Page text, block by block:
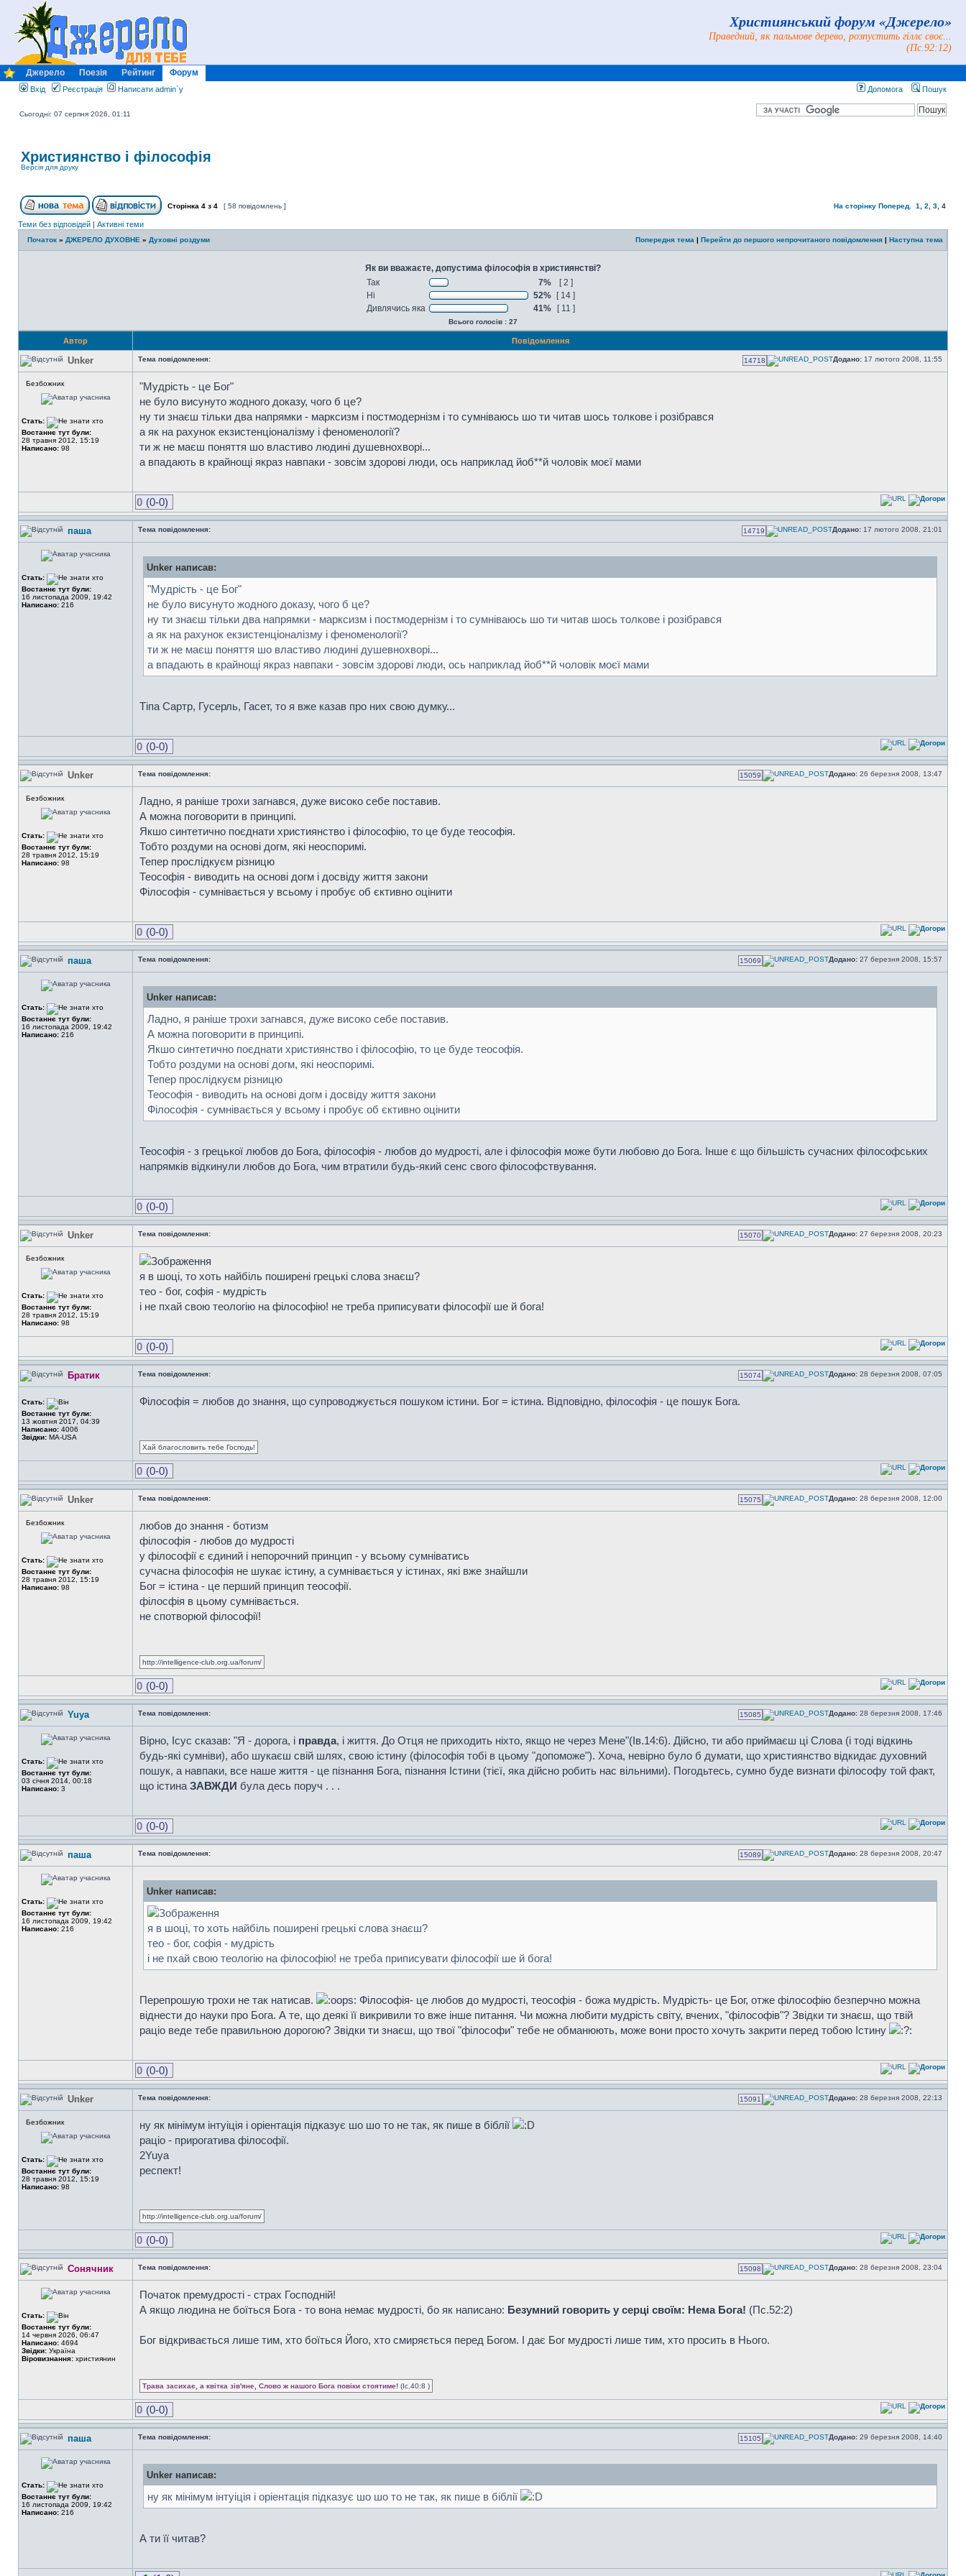
Християнський форум «Джерело»
Праведний, як пальмове дерево, розпустить гіллє своє...
(Пс.92:12)
Джерело Поезія Рейтинг Форум
Вхід Реєстрація Написати admin`у Допомога Пошук
Сьогодні: 07 серпня 2026, 01:11
Християнство і філософія
Версія для друку
Сторінка 4 з 4 [ 58 повідомлень ] На сторінку Поперед. 1 2 3 4
Теми без відповідей | Активні теми
Початок » ДЖЕРЕЛО ДУХОВНЕ » Духовні роздуми Попередня тема | Перейти до першого непрочитаного повідомлення | Наступна тема
Як ви вважаєте, допустима філософія в християнстві?
Так
7%
[ 2 ]
Ні
52%
[ 14 ]
Дивлячись яка
41% [ 11 ]
Всього голосів : 27
Автор Повідомлення
Unker Тема повідомлення: 14718 Додано: 17 лютого 2008, 11:55
Безбожник
Стать:
Востаннє тут були:
28 травня 2012, 15:19
Написано: 98
"Мудрість - це Бог"
не було висунуто жодного доказу, чого б це?
ну ти знаєш тільки два напрямки - марксизм і постмодернізм і то сумніваюсь шо ти читав шось толкове і розібрався
а як на рахунок екзистенціоналізму і феноменології?
ти ж не маєш поняття шо властиво людині душевнохворі...
а впадають в крайнощі якраз навпаки - зовсім здорові люди, ось наприклад йоб**й чоловік моєї мами
0 (0-0)
паша Тема повідомлення: 14719 Додано: 17 лютого 2008, 21:01
Стать:
Востаннє тут були:
16 листопада 2009, 19:42
Написано: 216
Unker написав:
"Мудрість - це Бог"
не було висунуто жодного доказу, чого б це?
ну ти знаєш тільки два напрямки - марксизм і постмодернізм і то сумніваюсь шо ти читав шось толкове і розібрався
а як на рахунок екзистенціоналізму і феноменології?
ти ж не маєш поняття шо властиво людині душевнохворі...
а впадають в крайнощі якраз навпаки - зовсім здорові люди, ось наприклад йоб**й чоловік моєї мами
Тіпа Сартр, Гусерль, Гасет, то я вже казав про них свою думку...
0 (0-0)
Unker Тема повідомлення: 15059 Додано: 26 березня 2008, 13:47
Безбожник
Стать:
Востаннє тут були:
28 травня 2012, 15:19
Написано: 98
Ладно, я раніше трохи загнався, дуже високо себе поставив.
А можна поговорити в принципі.
Якшо синтетично поєднати християнство і філософію, то це буде теософія.
Тобто роздуми на основі догм, які неоспоримі.
Тепер прослідкуєм різницю
Теософія - виводить на основі догм і досвіду життя закони
Філософія - сумнівається у всьому і пробує об єктивно оцінити
0 (0-0)
паша Тема повідомлення: 15069 Додано: 27 березня 2008, 15:57
Стать:
Востаннє тут були:
16 листопада 2009, 19:42
Написано: 216
Unker написав:
Ладно, я раніше трохи загнався, дуже високо себе поставив.
А можна поговорити в принципі.
Якшо синтетично поєднати християнство і філософію, то це буде теософія.
Тобто роздуми на основі догм, які неоспоримі.
Тепер прослідкуєм різницю
Теософія - виводить на основі догм і досвіду життя закони
Філософія - сумнівається у всьому і пробує об єктивно оцінити
Теософія - з грецької любов до Бога, філософія - любов до мудрості, але і філософія може бути любовю до Бога. Інше є що більшість сучасних філософських
напрямків відкинули любов до Бога, чим втратили будь-який сенс свого філософствування.
0 (0-0)
Unker Тема повідомлення: 15070 Додано: 27 березня 2008, 20:23
Безбожник
Стать:
Востаннє тут були:
28 травня 2012, 15:19
Написано: 98
я в шоці, то хоть найбіль поширені грецькі слова знаєш?
тео - бог, софія - мудрість
і не пхай свою теологію на філософію! не треба приписувати філософії ше й бога!
0 (0-0)
Братик Тема повідомлення: 15074 Додано: 28 березня 2008, 07:05
Стать:
Востаннє тут були:
13 жовтня 2017, 04:39
Написано: 4006
Звідки: MA-USA
Філософія = любов до знання, що супроводжується пошуком істини. Бог = істина. Відповідно, філософія - це пошук Бога.
Хай благословить тебе Господь!
0 (0-0)
Unker Тема повідомлення: 15075 Додано: 28 березня 2008, 12:00
Безбожник
Стать:
Востаннє тут були:
28 травня 2012, 15:19
Написано: 98
любов до знання - ботизм
філософія - любов до мудрості
у філософії є єдиний і непорочний принцип - у всьому сумніватись
сучасна філософія не шукає істину, а сумнівається у істинах, які вже знайшли
Бог = істина - це перший принцип теософії.
філосфія в цьому сумнівається.
не спотворюй філософії!
http://intelligence-club.org.ua/forum/
0 (0-0)
Yuya Тема повідомлення: 15085 Додано: 28 березня 2008, 17:46
Стать:
Востаннє тут були:
03 січня 2014, 00:18
Написано: 3
Вірно, Ісус сказав: "Я - дорога, і правда, і життя. До Отця не приходить ніхто, якщо не через Мене"(Ів.14:6). Дійсно, ти або приймаєш ці Слова (і тоді відкинь
будь-які сумніви), або шукаєш свій шлях, свою істину (філософія тобі в цьому "допоможе"). Хоча, невірно було б думати, що християнство відкидає духовний
пошук, а навпаки, все наше життя - це пізнання Бога, пізнання Істини (тієї, яка дійсно робить нас вільними). Погодьтесь, сумно буде визнати філософу той факт,
що істина ЗАВЖДИ була десь поруч . . .
0 (0-0)
паша Тема повідомлення: 15089 Додано: 28 березня 2008, 20:47
Стать:
Востаннє тут були:
16 листопада 2009, 19:42
Написано: 216
Unker написав:
я в шоці, то хоть найбіль поширені грецькі слова знаєш?
тео - бог, софія - мудрість
і не пхай свою теологію на філософію! не треба приписувати філософії ше й бога!
Перепрошую трохи не так натисав.
Філософія- це любов до мудрості, теософія - божа мудрість. Мудрість- це Бог, отже філософію безперчно можна
віднести до науки про Бога. А те, що деякі її викривили то вже інше питання. Чи можна любити мудрість світу, вчених, "філософів"? Звідки ти знаєш, що твій
раціо веде тебе правильною дорогою? Звідки ти знаєш, що твої "філософи" тебе не обманюють, може вони просто хочуть закрити перед тобою Істину
0 (0-0)
Unker Тема повідомлення: 15091 Додано: 28 березня 2008, 22:13
Безбожник
Стать:
Востаннє тут були:
28 травня 2012, 15:19
Написано: 98
ну як мінімум інтуіція і оріентація підказує шо шо то не так, як пише в біблії
раціо - прирогатива філософії.
2Yuya
респект!
http://intelligence-club.org.ua/forum/
0 (0-0)
Сонячник Тема повідомлення: 15098 Додано: 28 березня 2008, 23:04
Стать:
Востаннє тут були:
14 червня 2026, 06:47
Написано: 4694
Звідки: Україна
Віровизнання: християнин
Початок премудрості - страх Господній!
А якщо людина не боїться Бога - то вона немає мудрості, бо як написано: Безумний говорить у серці своїм: Нема Бога! (Пс.52:2)
Бог відкривається лише тим, хто боїться Його, хто смиряється перед Богом. І дає Бог мудрості лише тим, хто просить в Нього.
Трава засихає, а квітка зів'яне, Слово ж нашого Бога повіки стоятиме! (Іс.40:8 )
0 (0-0)
паша Тема повідомлення: 15105 Додано: 29 березня 2008, 14:40
Стать:
Востаннє тут були:
16 листопада 2009, 19:42
Написано: 216
Unker написав:
ну як мінімум інтуіція і оріентація підказує шо шо то не так, як пише в біблії
А ти її читав?